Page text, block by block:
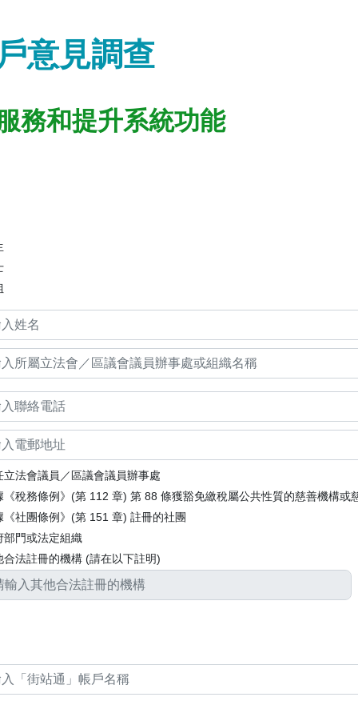
意見調查
務和提升系統功能
立法會議員／區議會議員辦事處
《稅務條例》(第 112 章) 第 88 條獲豁免繳稅屬公共性質的慈善機構或
《社團條例》(第 151 章) 註冊的社團
部門或法定組織
合法註冊的機構 (請在以下註明)